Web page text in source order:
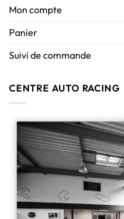
Mon compte
Panier
Suivi de commande
CENTRE AUTO RACING